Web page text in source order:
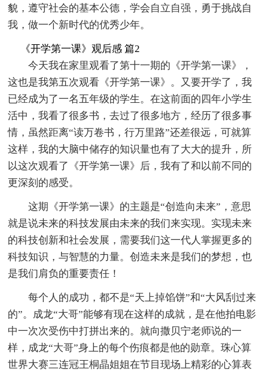
貌，遵守社会的基本公德，学会自立自强，勇于挑战自
我，做一个新时代的优秀少年。
《开学第一课》观后感 篇2
今天我在家里观看了第十一期的《开学第一课》，
这也是我第五次观看《开学第一课》。又要开学了，我
已经成为了一名五年级的学生。在这前面的四年小学生
活中，我看了很多书，去过了很多地方，经历了很多事
情，虽然距离“读万卷书，行万里路”还差很远，可就算
这样，我的大脑中储存的知识量也有了大大的提升，所
以这次观看了《开学第一课》后，我有了和以前不同的
更深刻的感受。
这期《开学第一课》的主题是“创造向未来”，意思
就是说未来的科技发展由未来的我们来实现。实现未来
的科技创新和社会发展，需要我们这一代人掌握更多的
科技知识，与智慧的力量。创造未来是我们的梦想，也
是我们肩负的重要责任！
每个人的成功，都不是“天上掉馅饼”和“大风刮过来
的”。成龙“大哥”能够有现在这样的成就，是在他拍电影
中一次次受伤中打拼出来的。就向撒贝宁老师说的一
样，成龙“大哥”身上的每个伤痕都是他的勋章。珠心算
世界大赛三连冠王桐晶姐姐在节目现场上精彩的心算表